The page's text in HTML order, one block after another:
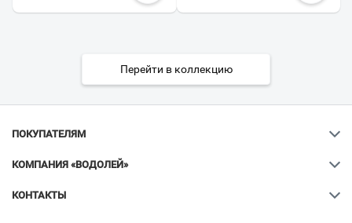
Перейти в коллекцию
ПОКУПАТЕЛЯМ
КОМПАНИЯ «ВОДОЛЕЙ»
КОНТАКТЫ